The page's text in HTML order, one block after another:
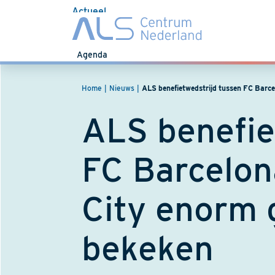
Actueel
Nieuws
Agenda
Home Nieuws ALS benefietwedstrijd tussen FC
ALS
FC
City enorm
bekeken